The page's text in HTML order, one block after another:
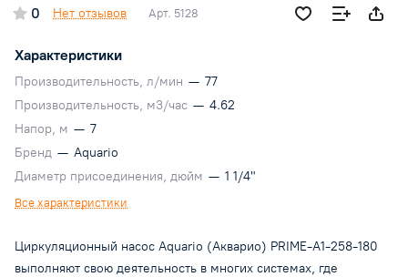
0 Нет отзывов Арт. 5128
Характеристики
Производительность, л/мин — 77
Производительность, м3/час — 4.62
Напор, м — 7
Бренд — Aquario
Диаметр присоединения, дюйм — 1 1/4"
Все характеристики
Циркуляционный насос Aquario (Акварио) PRIME-A1-258-180
выполняют свою деятельность в многих системах, где